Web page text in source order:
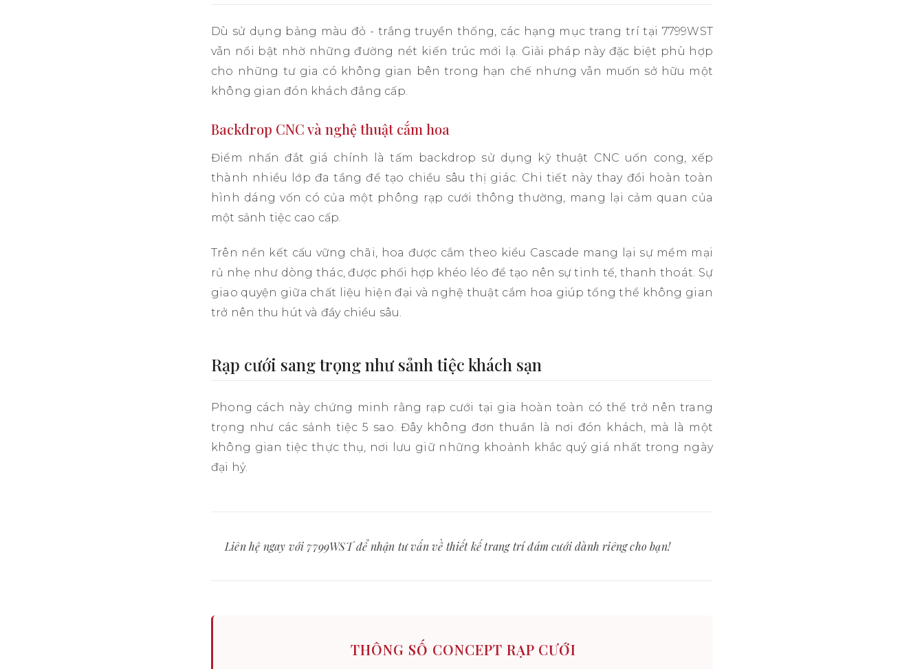
Dù sử dụng bảng màu đỏ - trắng truyền thống, các hạng mục trang trí tại 7799WST
vẫn nổi bật nhờ những đường nét kiến trúc mới lạ. Giải pháp này đặc biệt phù hợp
cho những tư gia có không gian bên trong hạn chế nhưng vẫn muốn sở hữu một
không gian đón khách đẳng cấp.
Backdrop CNC và nghệ thuật cắm hoa
Điểm nhấn đắt giá chính là tấm backdrop sử dụng kỹ thuật CNC uốn cong, xếp
thành nhiều lớp đa tầng để tạo chiều sâu thị giác. Chi tiết này thay đổi hoàn toàn
hình dáng vốn có của một phông rạp cưới thông thường, mang lại cảm quan của
một sảnh tiệc cao cấp.
Trên nền kết cấu vững chãi, hoa được cắm theo kiểu Cascade mang lại sự mềm mại
rủ nhẹ như dòng thác, được phối hợp khéo léo để tạo nên sự tinh tế, thanh thoát. Sự
giao quyện giữa chất liệu hiện đại và nghệ thuật cắm hoa giúp tổng thể không gian
trở nên thu hút và đầy chiều sâu.
Rạp cưới sang trọng như sảnh tiệc khách sạn
Phong cách này chứng minh rằng rạp cưới tại gia hoàn toàn có thể trở nên trang
trọng như các sảnh tiệc 5 sao. Đây không đơn thuần là nơi đón khách, mà là một
không gian tiệc thực thụ, nơi lưu giữ những khoảnh khắc quý giá nhất trong ngày
đại hỷ.
Liên hệ ngay với 7799WST để nhận tư vấn về thiết kế trang trí đám cưới dành riêng cho bạn!
THÔNG SỐ CONCEPT RẠP CƯỚI